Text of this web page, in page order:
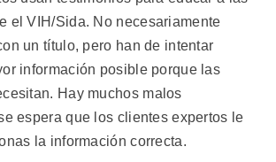
el VIH/Sida. No necesariamente
un título, pero han de intentar
información posible porque las
Hay muchos malos
espera que los clientes expertos le
la información correcta.